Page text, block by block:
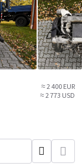
≈ 2 400 EUR
≈ 2 773 USD